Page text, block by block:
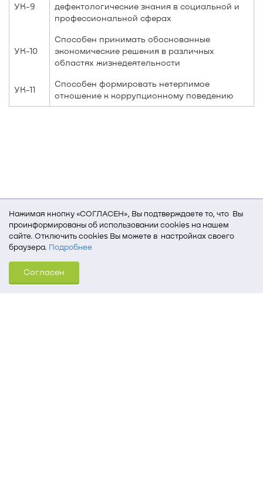
Нажимая кнопку «СОГЛАСЕН», Вы подтверждаете то, что Вы
проинформированы об использовании cookies на нашем
сайте. Отключить cookies Вы можете в настройках своего
браузера. Подробнее
Для того, чтобы мы могли качественно предоставить Вам
услуги, мы используем cookies, которые сохраняются
на Вашем компьютере (Сведения о местоположении; ip-адрес;
Согласен
УК-9
дефектологические знания в социальной и
профессиональной сферах
УК-10
Способен принимать обоснованные
экономические решения в различных
областях жизнедеятельности
УК-11
Способен формировать нетерпимое
отношение к коррупционному поведению